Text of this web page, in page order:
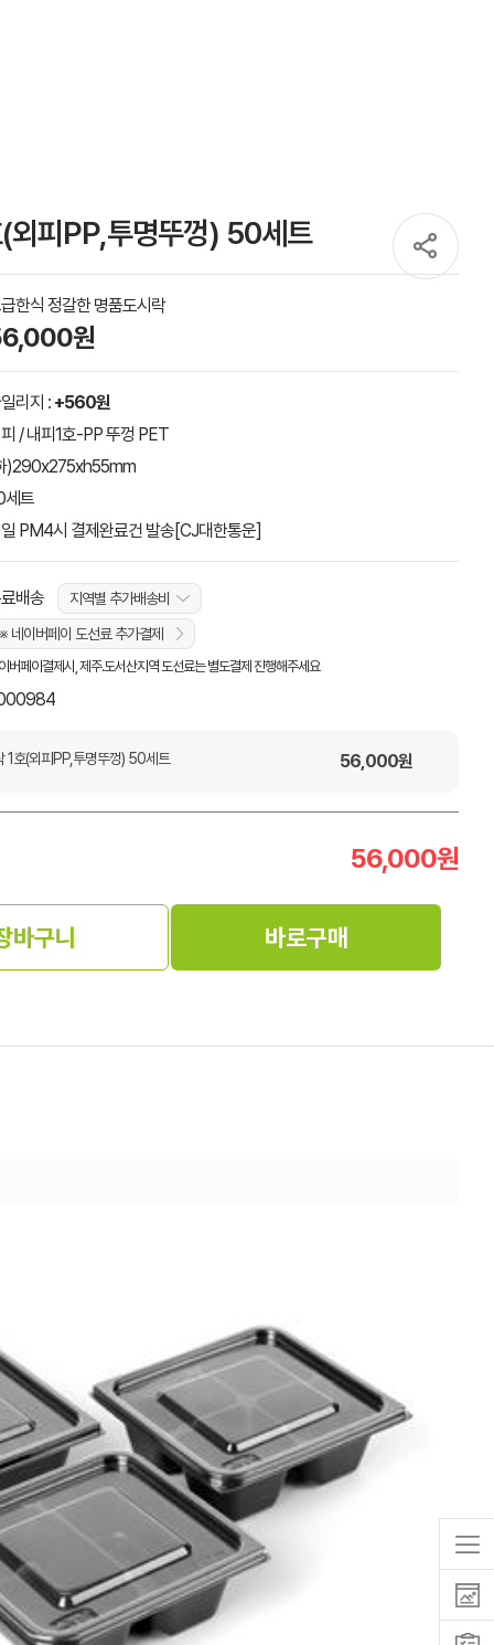
외피PP,투명뚜껑) 50세트
한식 정갈한 명품도시락
원
리지 : +560원
/ 내피1호-PP 뚜껑 PET
)290x275xh55mm
세트
PM4시 결제완료건 발송[CJ대한통운]
배송
지역별 추가배송비
※ 네이버페이 도선료 추가결제
버페이결제시, 제주.도서산지역 도선료는 별도결제 진행해주세요
1호(외피PP,투명뚜껑) 50세트 56,000원
56,000원
바구니 바로구매